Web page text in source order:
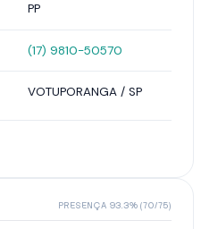
PP
(17) 9810-50570
VOTUPORANGA / SP
PRESENÇA 93.3% (70/75)